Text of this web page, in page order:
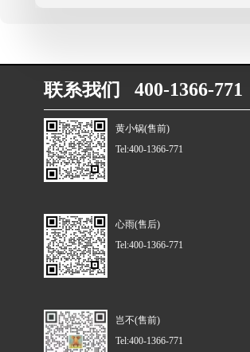
联系我们 400-1366-771
黄小锅(售前)
Tel:400-1366-771
心雨(售后)
Tel:400-1366-771
岂不(售前)
Tel:400-1366-771